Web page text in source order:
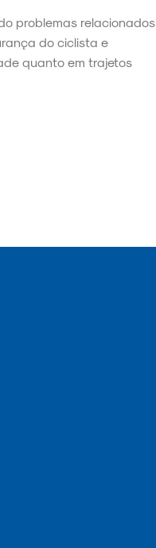
problemas relacionados
do ciclista e
quanto em trajetos